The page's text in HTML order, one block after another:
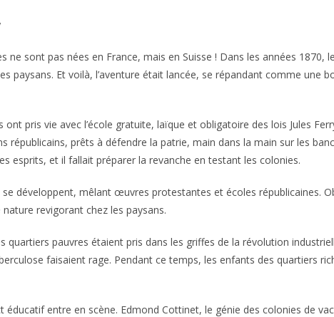
ne sont pas nées en France, mais en Suisse ! Dans les années 1870,
paysans. Et voilà, l’aventure était lancée, se répandant comme une
pris vie avec l’école gratuite, laïque et obligatoire des lois Jules
républicains, prêts à défendre la patrie, main dans la main sur les
esprits, et il fallait préparer la revanche en testant les colonies.
développent, mêlant œuvres protestantes et écoles républicaines.
revigorant chez les paysans.
quartiers pauvres étaient pris dans les griffes de la révolution
faisaient rage. Pendant ce temps, les enfants des quartiers
éducatif entre en scène. Edmond Cottinet, le génie des colonies de